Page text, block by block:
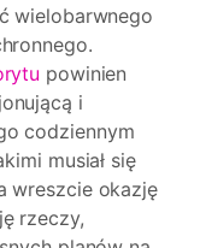
wielobarwnego
powinien
i
codziennym
musiał się
wreszcie okazję
rzeczy,